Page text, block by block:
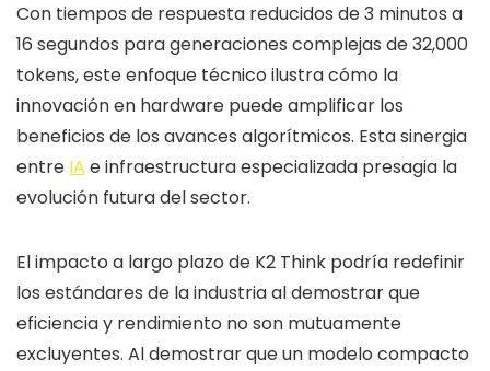
Con tiempos de respuesta reducidos de 3 minutos a
16 segundos para generaciones complejas de 32,000
tokens, este enfoque técnico ilustra cómo la
innovación en hardware puede amplificar los
beneficios de los avances algorítmicos. Esta sinergia
entre IA e infraestructura especializada presagia la
evolución futura del sector.
El impacto a largo plazo de K2 Think podría redefinir
los estándares de la industria al demostrar que
eficiencia y rendimiento no son mutuamente
excluyentes. Al demostrar que un modelo compacto